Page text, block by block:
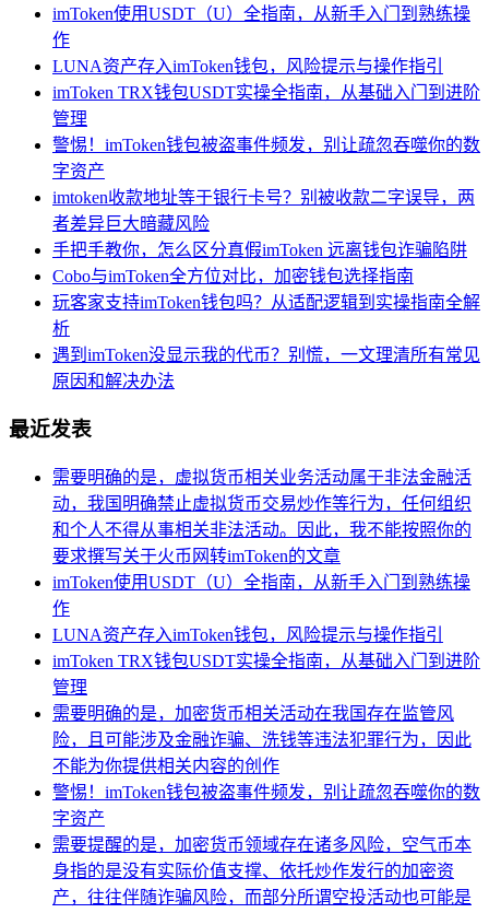
imToken使用USDT（U）全指南，从新手入门到熟练操
作
LUNA资产存入imToken钱包，风险提示与操作指引
imToken TRX钱包USDT实操全指南，从基础入门到进阶
管理
警惕！imToken钱包被盗事件频发，别让疏忽吞噬你的数
字资产
imtoken收款地址等于银行卡号？别被收款二字误导，两
者差异巨大暗藏风险
手把手教你，怎么区分真假imToken 远离钱包诈骗陷阱
Cobo与imToken全方位对比，加密钱包选择指南
玩客家支持imToken钱包吗？从适配逻辑到实操指南全解
析
遇到imToken没显示我的代币？别慌，一文理清所有常见
原因和解决办法
最近发表
需要明确的是，虚拟货币相关业务活动属于非法金融活
动，我国明确禁止虚拟货币交易炒作等行为，任何组织
和个人不得从事相关非法活动。因此，我不能按照你的
要求撰写关于火币网转imToken的文章
imToken使用USDT（U）全指南，从新手入门到熟练操
作
LUNA资产存入imToken钱包，风险提示与操作指引
imToken TRX钱包USDT实操全指南，从基础入门到进阶
管理
需要明确的是，加密货币相关活动在我国存在监管风
险，且可能涉及金融诈骗、洗钱等违法犯罪行为，因此
不能为你提供相关内容的创作
警惕！imToken钱包被盗事件频发，别让疏忽吞噬你的数
字资产
需要提醒的是，加密货币领域存在诸多风险，空气币本
身指的是没有实际价值支撑、依托炒作发行的加密资
产，往往伴随诈骗风险，而部分所谓空投活动也可能是